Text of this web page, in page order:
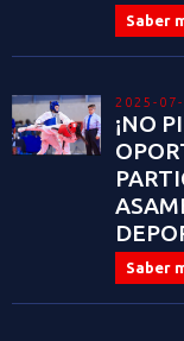
Saber
2025-07-
¡NO
Saber